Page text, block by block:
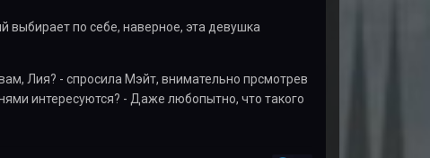
выбирает по себе, наверное, эта девушка
Лия? - спросила Мэйт, внимательно прсмотрев
интересуются? - Даже любопытно, что такого